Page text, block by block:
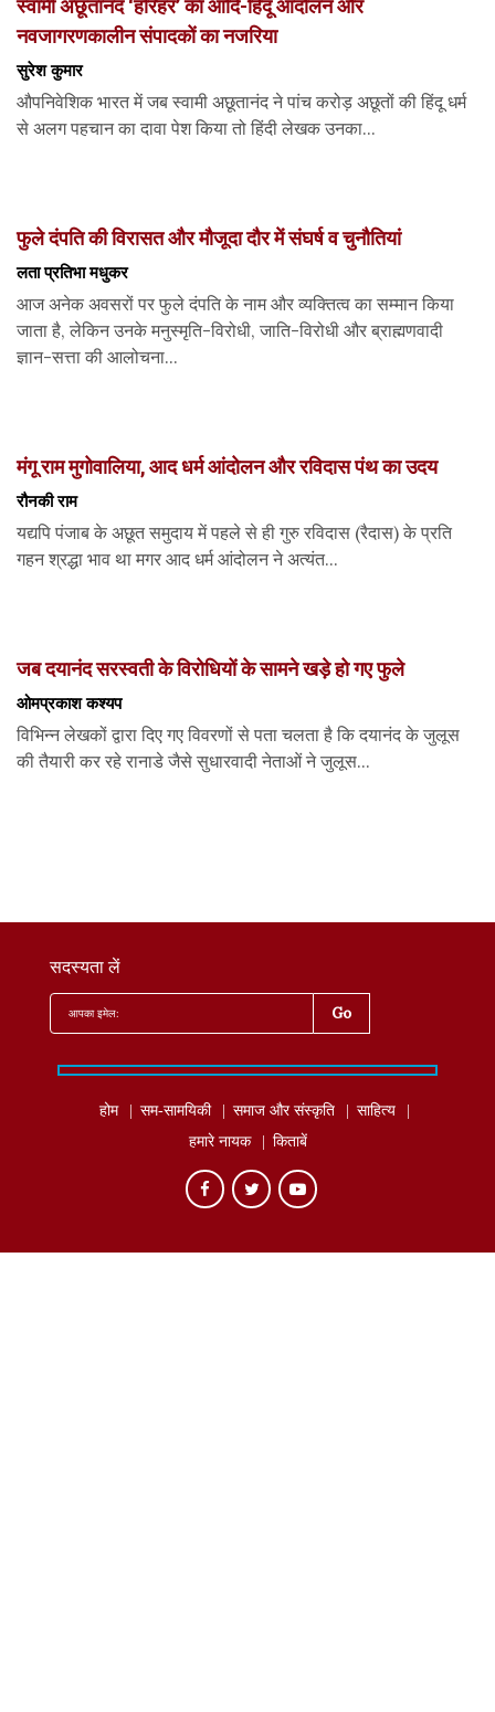
स्वामी अछूतानंद ‘हरिहर’ का आदि-हिंदू आंदोलन और
नवजागरणकालीन संपादकों का नजरिया
सुरेश कुमार
औपनिवेशिक भारत में जब स्वामी अछूतानंद ने पांच करोड़ अछूतों की हिंदू धर्म
से अलग पहचान का दावा पेश किया तो हिंदी लेखक उनका...
फुले दंपति की विरासत और मौजूदा दौर में संघर्ष व चुनौतियां
लता प्रतिभा मधुकर
आज अनेक अवसरों पर फुले दंपति के नाम और व्यक्तित्व का सम्मान किया
जाता है, लेकिन उनके मनुस्मृति-विरोधी, जाति-विरोधी और ब्राह्मणवादी
ज्ञान-सत्ता की आलोचना...
मंगू राम मुगोवालिया, आद धर्म आंदोलन और रविदास पंथ का उदय
रौनकी राम
यद्यपि पंजाब के अछूत समुदाय में पहले से ही गुरु रविदास (रैदास) के प्रति
गहन श्रद्धा भाव था मगर आद धर्म आंदोलन ने अत्यंत...
जब दयानंद सरस्वती के विरोधियों के सामने खड़े हो गए फुले
ओमप्रकाश कश्यप
विभिन्न लेखकों द्वारा दिए गए विवरणों से पता चलता है कि दयानंद के जुलूस
की तैयारी कर रहे रानाडे जैसे सुधारवादी नेताओं ने जुलूस...
सदस्यता लें
होम सम-सामयिकी समाज और संस्कृति
साहित्‍य
हमारे नायक
किताबें